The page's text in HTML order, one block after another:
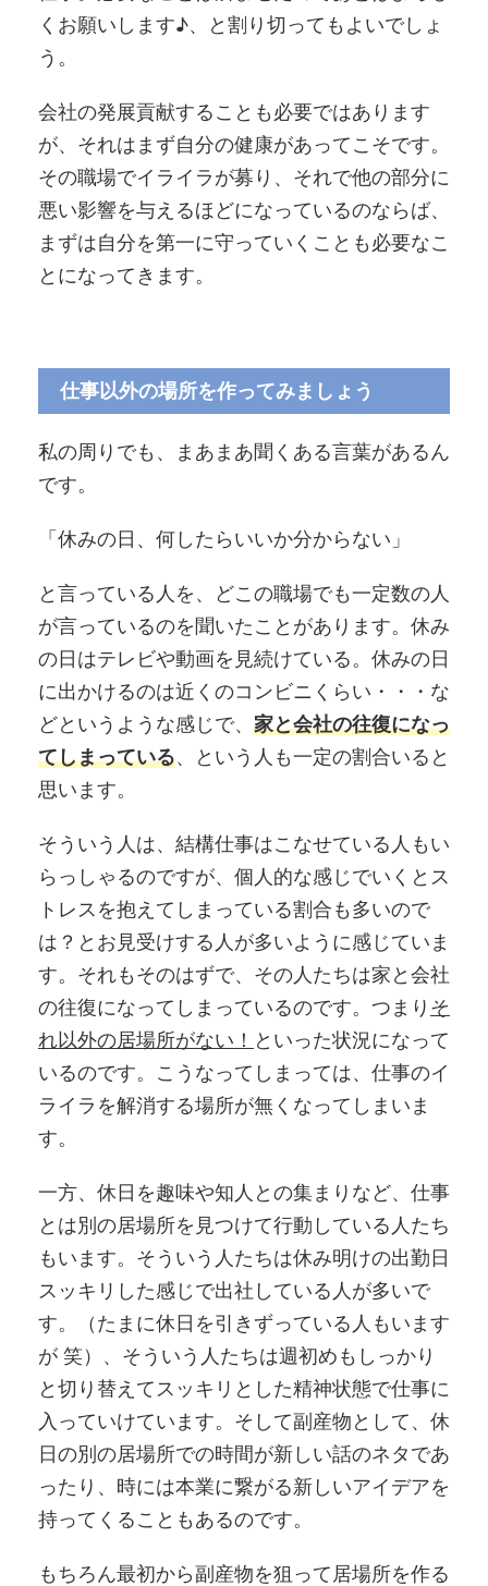
くお願いします♪、と割り切ってもよいでしょ
う。
会社の発展貢献することも必要ではあります
が、それはまず自分の健康があってこそです。
その職場でイライラが募り、それで他の部分に
悪い影響を与えるほどになっているのならば、
まずは自分を第一に守っていくことも必要なこ
とになってきます。
仕事以外の場所を作ってみましょう
私の周りでも、まあまあ聞くある言葉があるん
です。
「休みの日、何したらいいか分からない」
と言っている人を、どこの職場でも一定数の人
が言っているのを聞いたことがあります。休み
の日はテレビや動画を見続けている。休みの日
に出かけるのは近くのコンビニくらい・・・な
どというような感じで、 家と会社の往復になっ
てしまっている、という人も一定の割合いると
思います。
そういう人は、結構仕事はこなせている人もい
らっしゃるのですが、個人的な感じでいくとス
トレスを抱えてしまっている割合も多いので
は？とお見受けする人が多いように感じていま
す。それもそのはずで、その人たちは家と会社
の往復になってしまっているのです。つまり そ
れ以外の居場所がない！ といった状況になって
いるのです。こうなってしまっては、仕事のイ
ライラを解消する場所が無くなってしまいま
す。
一方、休日を趣味や知人との集まりなど、仕事
とは別の居場所を見つけて行動している人たち
もいます。そういう人たちは休み明けの出勤日
スッキリした感じで出社している人が多いで
す。（たまに休日を引きずっている人もいます
が 笑）、そういう人たちは週初めもしっかり
と切り替えてスッキリとした精神状態で仕事に
入っていけています。そして副産物として、休
日の別の居場所での時間が新しい話のネタであ
ったり、時には本業に繋がる新しいアイデアを
持ってくることもあるのです。
もちろん最初から副産物を狙って居場所を作る